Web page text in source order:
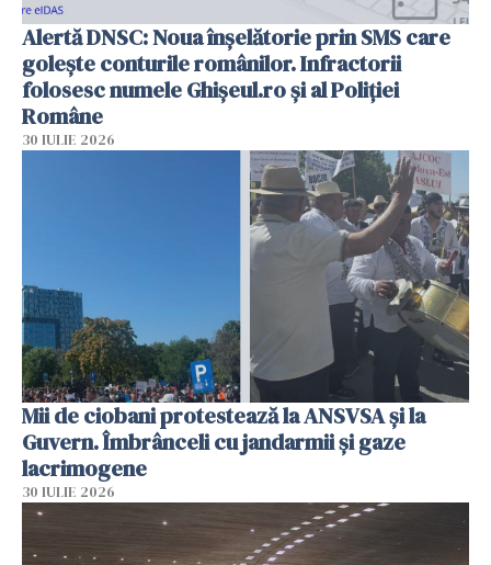
Alertă DNSC: Noua înșelătorie prin SMS care
golește conturile românilor. Infractorii
folosesc numele Ghișeul.ro și al Poliției
Române
30 IULIE 2026
Mii de ciobani protestează la ANSVSA și la
Guvern. Îmbrânceli cu jandarmii și gaze
lacrimogene
30 IULIE 2026